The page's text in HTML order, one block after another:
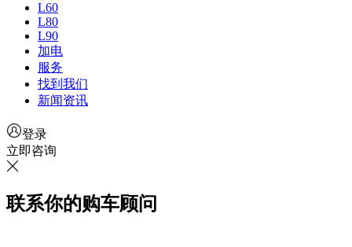
L60
L80
L90
加电
服务
找到我们
新闻资讯
登录
立即咨询
联系你的购车顾问